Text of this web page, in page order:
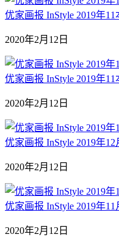
优家画报 InStyle 2019年
2020年2月12日
优家画报 InStyle 2019年
2020年2月12日
优家画报 InStyle 2019年
2020年2月12日
优家画报 InStyle 2019年11
2020年2月12日